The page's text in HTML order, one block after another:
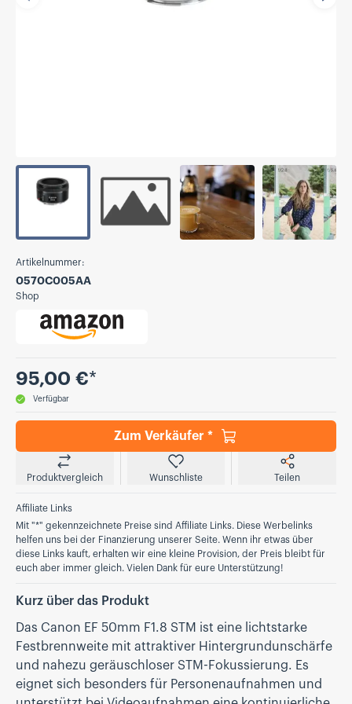
Vorherige
Artikelnummer:
0570C005AA
Shop
Preis
95,00 €*
Verfügbar
Zum Verkäufer *
Produktvergleich Wunschliste Teilen
Affiliate Links
Mit "*" gekennzeichnete Preise sind Affiliate Links. Diese Werbelinks
helfen uns bei der Finanzierung unserer Seite. Wenn ihr etwas über
diese Links kauft, erhalten wir eine kleine Provision, der Preis bleibt für
euch aber immer gleich. Vielen Dank für eure Unterstützung!
Kurz über das Produkt
Das Canon EF 50mm F1.8 STM ist eine lichtstarke
Festbrennweite mit attraktiver Hintergrundunschärfe
und nahezu geräuschloser STM-Fokussierung. Es
eignet sich besonders für Personenaufnahmen und